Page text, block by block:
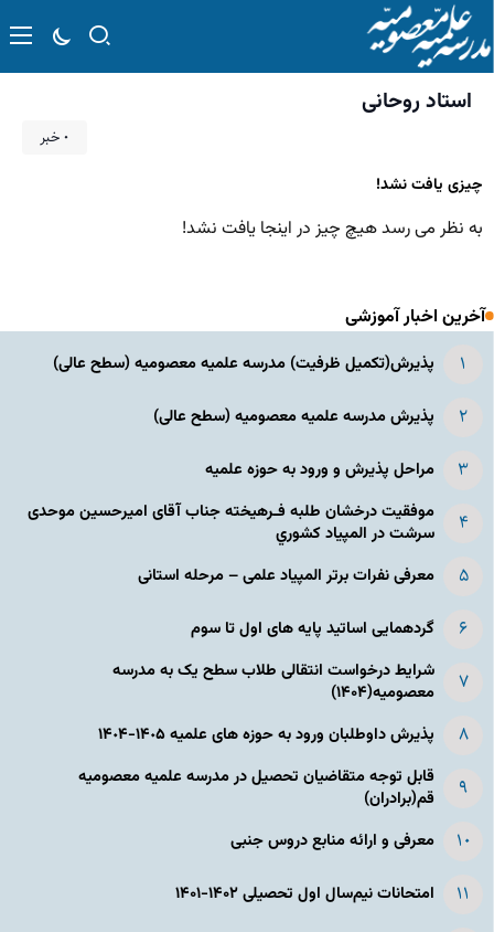
استاد روحانی
۰ خبر
چیزی یافت نشد!
به نظر می رسد هیچ چیز در اینجا یافت نشد!
آخرین اخبار آموزشی
پذیرش(تکمیل ظرفیت) مدرسه علمیه معصومیه‌ (سطح عالی)
پذیرش مدرسه علمیه معصومیه‌ (سطح عالی)
مراحل پذیرش و ورود به حوزه علمیه
موفقیت درخشان طلبه فـرهیخته جناب آقای امیرحسین موحدی
سرشت در المپياد كشوري
معرفی نفرات برتر المپیاد علمی – مرحله استانی
گردهمایی اساتید پایه های اول تا سوم
شرایط درخواست انتقالی طلاب سطح یک به مدرسه
معصومیه(۱۴۰۴)
پذیرش داوطلبان ورود به حوزه های علمیه ١۴٠۵-١۴٠۴
قابل توجه متقاضیان تحصیل در مدرسه علمیه معصومیه
قم(برادران)
معرفی و ارائه منابع دروس جنبی
امتحانات نیم‌سال اول تحصیلی ۱۴۰۲-۱۴۰۱